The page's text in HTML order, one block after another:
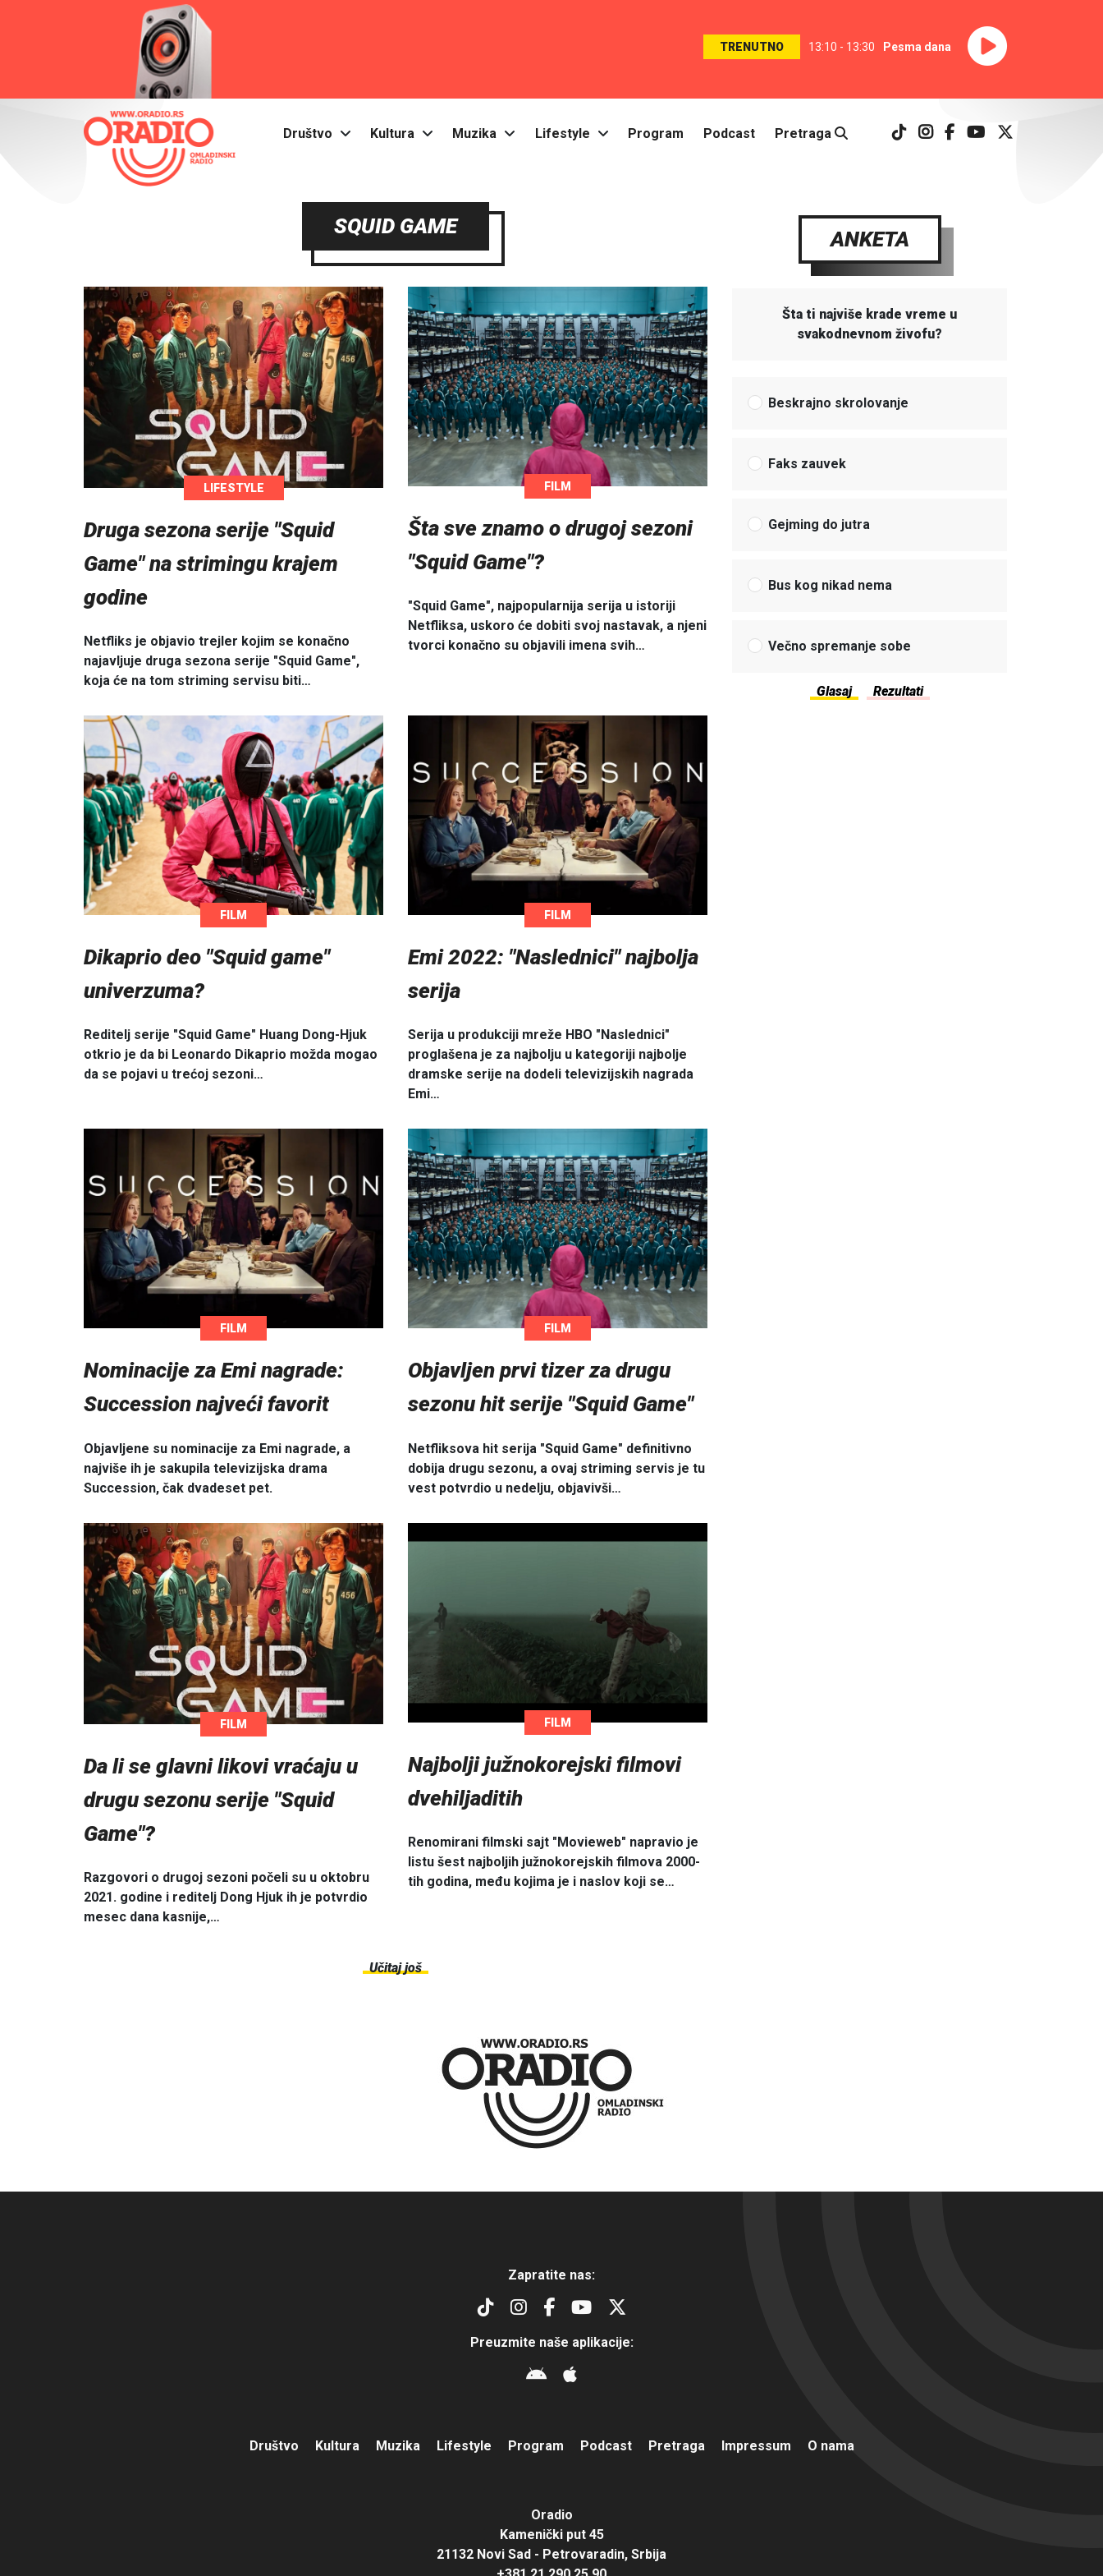
TRENUTNO 13:10 - 13:30 Pesma dana
Društvo Kultura Muzika Lifestyle Program Podcast Pretraga
SQUID GAME
LIFESTYLE
Druga sezona serije "Squid
Game" na strimingu krajem
godine
Netfliks je objavio trejler kojim se konačno
najavljuje druga sezona serije "Squid Game",
koja će na tom striming servisu biti…
FILM
Šta sve znamo o drugoj sezoni
"Squid Game"?
"Squid Game", najpopularnija serija u istoriji
Netfliksa, uskoro će dobiti svoj nastavak, a njeni
tvorci konačno su objavili imena svih…
FILM
Dikaprio deo "Squid game"
univerzuma?
Reditelj serije "Squid Game" Huang Dong-Hjuk
otkrio je da bi Leonardo Dikaprio možda mogao
da se pojavi u trećoj sezoni…
FILM
Emi 2022: "Naslednici" najbolja
serija
Serija u produkciji mreže HBO "Naslednici"
proglašena je za najbolju u kategoriji najbolje
dramske serije na dodeli televizijskih nagrada
Emi…
FILM
Nominacije za Emi nagrade:
Succession najveći favorit
Objavljene su nominacije za Emi nagrade, a
najviše ih je sakupila televizijska drama
Succession, čak dvadeset pet.
FILM
Objavljen prvi tizer za drugu
sezonu hit serije "Squid Game"
Netfliksova hit serija "Squid Game" definitivno
dobija drugu sezonu, a ovaj striming servis je tu
vest potvrdio u nedelju, objavivši…
FILM
Da li se glavni likovi vraćaju u
drugu sezonu serije "Squid
Game"?
Razgovori o drugoj sezoni počeli su u oktobru
2021. godine i reditelj Dong Hjuk ih je potvrdio
mesec dana kasnije,…
FILM
Najbolji južnokorejski filmovi
dvehiljaditih
Renomirani filmski sajt "Movieweb" napravio je
listu šest najboljih južnokorejskih filmova 2000-
tih godina, među kojima je i naslov koji se…
Učitaj još
ANKETA
Šta ti najviše krade vreme u
svakodnevnom živofu?
Beskrajno skrolovanje
Faks zauvek
Gejming do jutra
Bus kog nikad nema
Večno spremanje sobe
Zapratite nas:
Preuzmite naše aplikacije:
Društvo Kultura Muzika Lifestyle Program Podcast Pretraga Impressum O nama
Oradio
Kamenički put 45
21132 Novi Sad - Petrovaradin, Srbija